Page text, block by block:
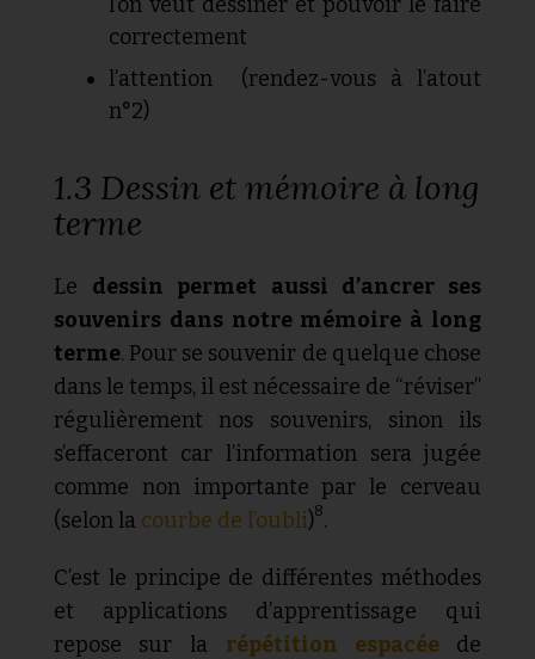
correctement
l’attention (rendez-vous à l’atout
n°2)
1.3 Dessin et mémoire à long
terme
Le dessin permet aussi d’ancrer ses
souvenirs dans notre mémoire à long
terme. Pour se souvenir de quelque chose
dans le temps, il est nécessaire de “réviser”
régulièrement nos souvenirs, sinon ils
s’effaceront car l’information sera jugée
comme non importante par le cerveau
(selon la courbe de l’oubli)8.
C’est le principe de différentes méthodes
et applications d’apprentissage qui
repose sur la répétition espacéede